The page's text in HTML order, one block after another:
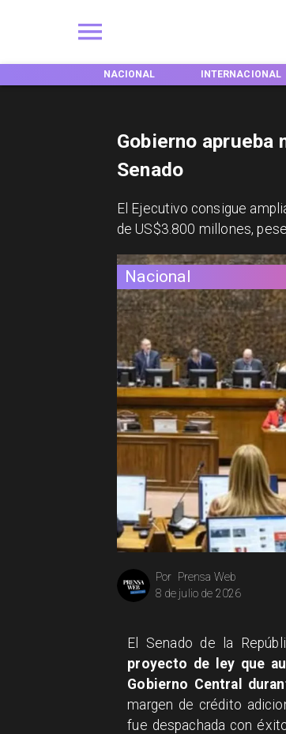
INTERNACIONAL DEPORTES
Nacional
Prensa Web
Por
8 de julio de 2026
Gobierno aprueba
Senado
El Ejecutivo consigue
de US$3.800 millones,
El Senado de la
proyecto de ley que
Gobierno Central
margen de crédito
fue despachada con